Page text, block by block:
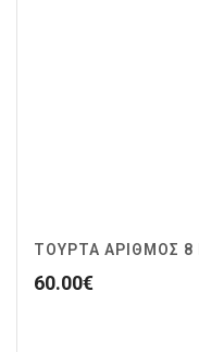
ΤΟΥΡΤΑ ΑΡΙΘΜΟΣ
60.00€